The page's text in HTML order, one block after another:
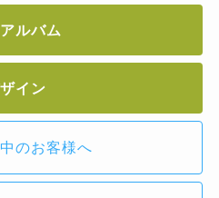
ルバム
イン
のお客様へ